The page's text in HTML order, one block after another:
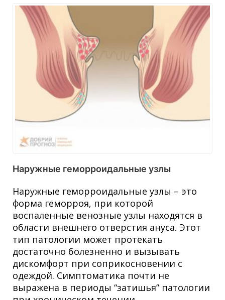
Наружные геморроидальные узлы
Наружные геморроидальные узлы – это
форма геморроя, при которой
воспаленные венозные узлы находятся в
области внешнего отверстия ануса. Этот
тип патологии может протекать
достаточно болезненно и вызывать
дискомфорт при соприкосновении с
одеждой. Симптоматика почти не
выражена в периоды “затишья” патологии